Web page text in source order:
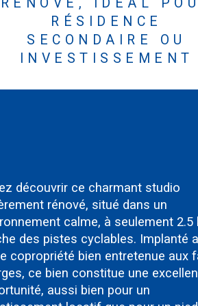
RENOVÉ, IDÉAL
RÉSIDENCE
SECONDAIRE OU
INVESTISSEMENT
Valeurs
salle d'eau
découvrir ce charmant studio
rénové, situé dans un
calme, à seulement 2.5
des pistes cyclables. Implanté
copropriété bien entretenue aux
ce bien constitue une
aussi bien pour un